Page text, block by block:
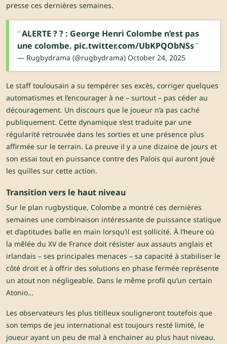
presse ces dernières semaines.
ALERTE ? ?️ : George Henri Colombe n’est pas
une colombe. pic.twitter.com/UbKPQObNSs
— Rugbydrama (@rugbydrama) October 24, 2025
Le staff toulousain a su tempérer ses excès, corriger quelques
automatismes et l’encourager à ne – surtout – pas céder au
découragement. Un discours que le joueur n’a pas caché
publiquement. Cette dynamique s’est traduite par une
régularité retrouvée dans les sorties et une présence plus
affirmée sur le terrain. La preuve il y a une dizaine de jours et
son essai tout en puissance contre des Palois qui auront joué
les quilles sur cette action.
Transition vers le haut niveau
Sur le plan rugbystique, Colombe a montré ces dernières
semaines une combinaison intéressante de puissance statique
et d’aptitudes balle en main lorsqu’il est sollicité. À l’heure où
la mêlée du XV de France doit résister aux assauts anglais et
irlandais – ses principales menaces – sa capacité à stabiliser le
côté droit et à offrir des solutions en phase fermée représente
un atout non négligeable. Dans le même profil qu’un certain
Atonio…
Les observateurs les plus titilleux souligneront toutefois que
son temps de jeu international est toujours resté limité, le
joueur ayant un peu de mal à enchainer au plus haut niveau.